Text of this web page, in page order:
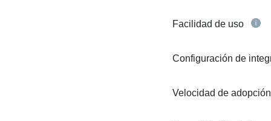
Facilidad de uso
Configuración de
Velocidad de